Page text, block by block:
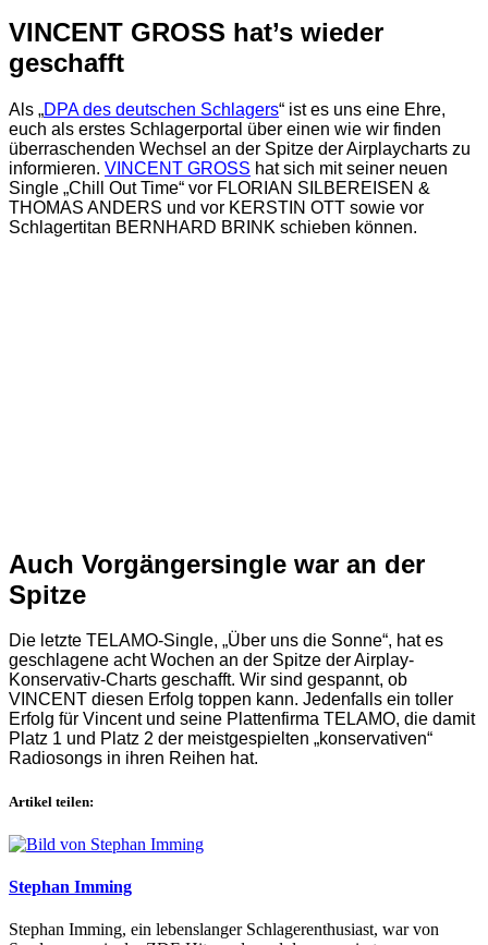
VINCENT GROSS hat’s wieder
geschafft
Als „DPA des deutschen Schlagers“ ist es uns eine Ehre,
euch als erstes Schlagerportal über einen wie wir finden
überraschenden Wechsel an der Spitze der Airplaycharts zu
informieren. VINCENT GROSS hat sich mit seiner neuen
Single „Chill Out Time“ vor FLORIAN SILBEREISEN &
THOMAS ANDERS und vor KERSTIN OTT sowie vor
Schlagertitan BERNHARD BRINK schieben können.
Auch Vorgängersingle war an der
Spitze
Die letzte TELAMO-Single, „Über uns die Sonne“, hat es
geschlagene acht Wochen an der Spitze der Airplay-
Konservativ-Charts geschafft. Wir sind gespannt, ob
VINCENT diesen Erfolg toppen kann. Jedenfalls ein toller
Erfolg für Vincent und seine Plattenfirma TELAMO, die damit
Platz 1 und Platz 2 der meistgespielten „konservativen“
Radiosongs in ihren Reihen hat.
Artikel teilen:
Stephan Imming
Stephan Imming, ein lebenslanger Schlagerenthusiast, war von